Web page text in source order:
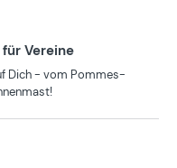
Vereine
Dich - vom Pommes-